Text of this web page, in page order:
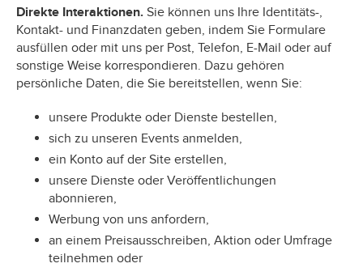
Direkte Interaktionen. Sie können uns Ihre Identitäts-,
Kontakt- und Finanzdaten geben, indem Sie Formulare
ausfüllen oder mit uns per Post, Telefon, E-Mail oder auf
sonstige Weise korrespondieren. Dazu gehören
persönliche Daten, die Sie bereitstellen, wenn Sie:
unsere Produkte oder Dienste bestellen,
sich zu unseren Events anmelden,
ein Konto auf der Site erstellen,
unsere Dienste oder Veröffentlichungen
abonnieren,
Werbung von uns anfordern,
an einem Preisausschreiben, Aktion oder Umfrage
teilnehmen oder